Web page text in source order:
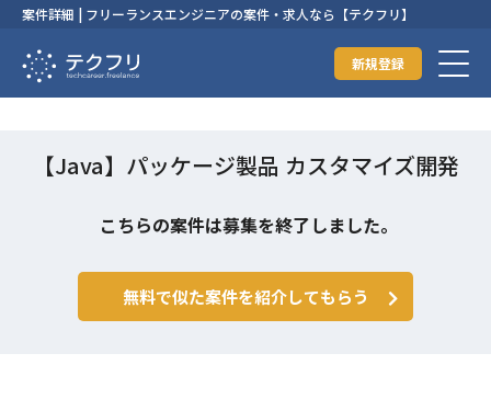
案件詳細 | フリーランスエンジニアの案件・求人なら【テクフリ】
新規登録
【Java】パッケージ製品 カスタマイズ開発
こちらの案件は募集を終了しました。
無料で似た案件を紹介してもらう